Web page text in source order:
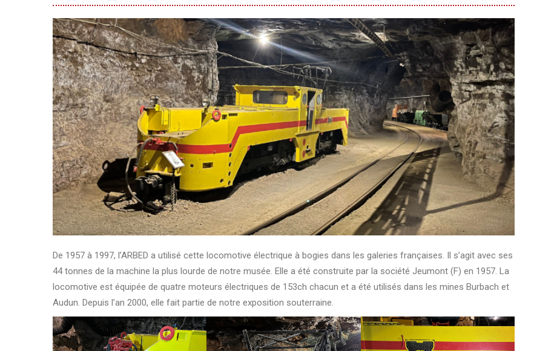
De 1957 à 1997, l’ARBED a utilisé cette locomotive électrique à bogies dans les galeries françaises. Il s’agit avec ses
44 tonnes de la machine la plus lourde de notre musée. Elle a été construite par la société Jeumont (F) en 1957. La
locomotive est équipée de quatre moteurs électriques de 153ch chacun et a été utilisés dans les mines Burbach et
Audun. Depuis l’an 2000, elle fait partie de notre exposition souterraine.